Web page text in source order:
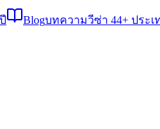
Blogบทความวีซ่า 44+ ประเ